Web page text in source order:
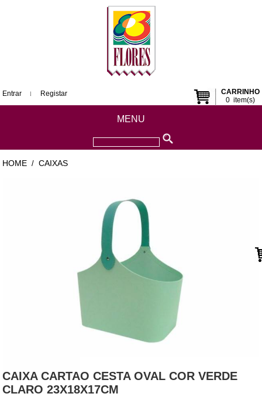
CARRINHO
0item(s)
Entrar Registar
MENU
HOME / CAIXAS
CAIXA CARTAO CESTA OVAL COR VERDE
CLARO 23X18X17CM